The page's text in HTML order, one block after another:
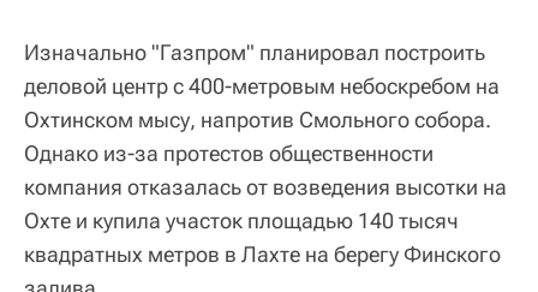
Изначально "Газпром" планировал построить
деловой центр с 400-метровым небоскребом на
Охтинском мысу, напротив Смольного собора.
Однако из-за протестов общественности
компания отказалась от возведения высотки на
Охте и купила участок площадью 140 тысяч
квадратных метров в Лахте на берегу Финского